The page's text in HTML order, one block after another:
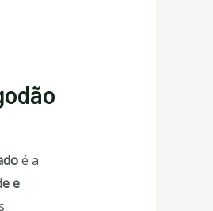
é a
e